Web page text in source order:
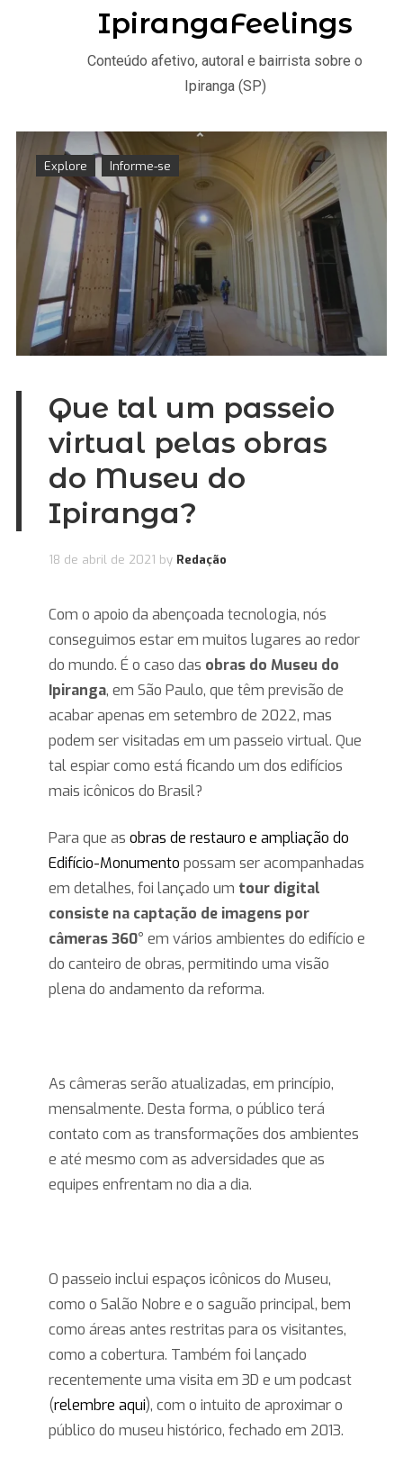
Explore Informe-se
Que tal um passeio
virtual pelas obras
do Museu do
Ipiranga?
18 de abril de 2021 by Redação
Com o apoio da abençoada tecnologia, nós
conseguimos estar em muitos lugares ao redor
do mundo. É o caso das obras do Museu do
Ipiranga, em São Paulo, que têm previsão de
acabar apenas em setembro de 2022, mas
podem ser visitadas em um passeio virtual. Que
tal espiar como está ficando um dos edifícios
mais icônicos do Brasil?
Para que as obras de restauro e ampliação do
Edifício-Monumento possam ser acompanhadas
em detalhes, foi lançado um tour digital
consiste na captação de imagens por
câmeras 360° em vários ambientes do edifício e
do canteiro de obras, permitindo uma visão
plena do andamento da reforma.
As câmeras serão atualizadas, em princípio,
mensalmente. Desta forma, o público terá
contato com as transformações dos ambientes
e até mesmo com as adversidades que as
equipes enfrentam no dia a dia.
O passeio inclui espaços icônicos do Museu,
como o Salão Nobre e o saguão principal, bem
como áreas antes restritas para os visitantes,
como a cobertura. Também foi lançado
recentemente uma visita em 3D e um podcast
(relembre aqui), com o intuito de aproximar o
público do museu histórico, fechado em 2013.
IpirangaFeelings
Conteúdo afetivo, autoral e bairrista sobre o
Ipiranga (SP)